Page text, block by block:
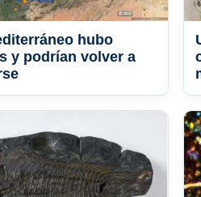
hubo
y podrían volver a